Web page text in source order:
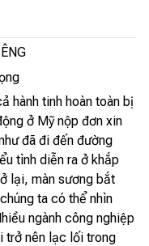
hành tinh hoàn toàn bị
ở Mỹ nộp đơn xin
đã đi đến đường
tình diễn ra ở khắp
lại, màn sương bắt
ta có thể nhìn
ngành công nghiệp
trở nên lạc lối trong